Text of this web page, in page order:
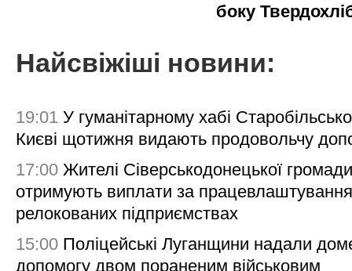
боку
Найсвіжіші новини:
19:01 У гуманітарному хабі
Києві щотижня видають продовольчу
17:00 Жителі Сіверськодонецької
отримують виплати за
релокованих підприємствах
15:00 Поліцейські Луганщини надали
допомогу двом пораненим військовим